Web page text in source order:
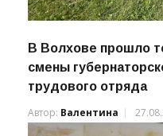
В Волхове прошло
смены
трудового отряда
Автор: Валентина